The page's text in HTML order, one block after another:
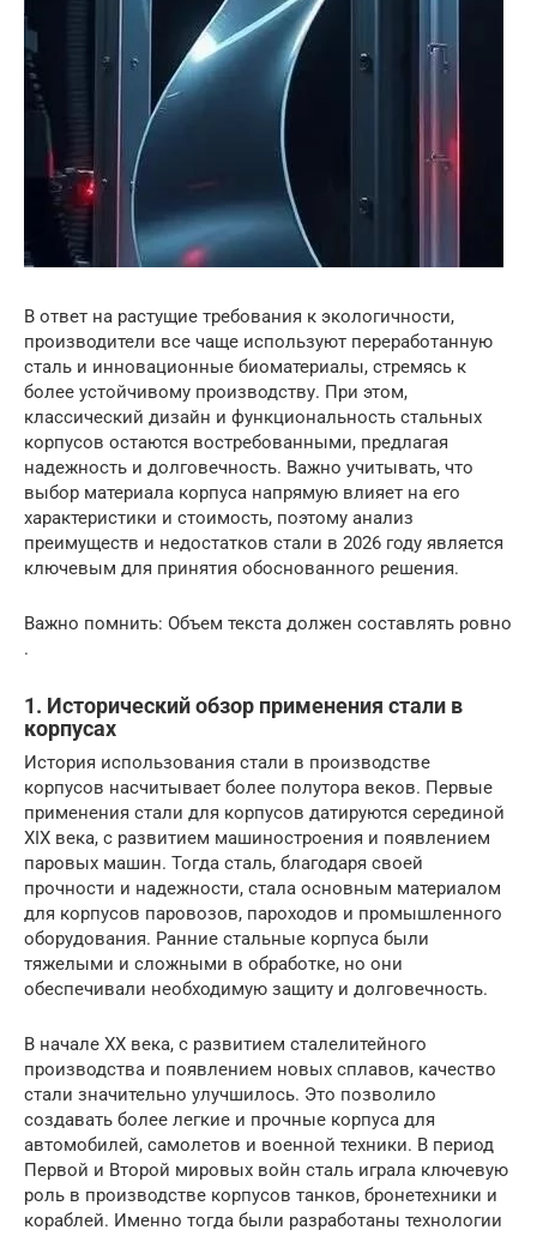
В ответ на растущие требования к экологичности,
производители все чаще используют переработанную
сталь и инновационные биоматериалы, стремясь к
более устойчивому производству. При этом,
классический дизайн и функциональность стальных
корпусов остаются востребованными, предлагая
надежность и долговечность. Важно учитывать, что
выбор материала корпуса напрямую влияет на его
характеристики и стоимость, поэтому анализ
преимуществ и недостатков стали в 2026 году является
ключевым для принятия обоснованного решения.
Важно помнить: Объем текста должен составлять ровно
.
1. Исторический обзор применения стали в
корпусах
История использования стали в производстве
корпусов насчитывает более полутора веков. Первые
применения стали для корпусов датируются серединой
XIX века, с развитием машиностроения и появлением
паровых машин. Тогда сталь, благодаря своей
прочности и надежности, стала основным материалом
для корпусов паровозов, пароходов и промышленного
оборудования. Ранние стальные корпуса были
тяжелыми и сложными в обработке, но они
обеспечивали необходимую защиту и долговечность.
В начале XX века, с развитием сталелитейного
производства и появлением новых сплавов, качество
стали значительно улучшилось. Это позволило
создавать более легкие и прочные корпуса для
автомобилей, самолетов и военной техники. В период
Первой и Второй мировых войн сталь играла ключевую
роль в производстве корпусов танков, бронетехники и
кораблей. Именно тогда были разработаны технологии